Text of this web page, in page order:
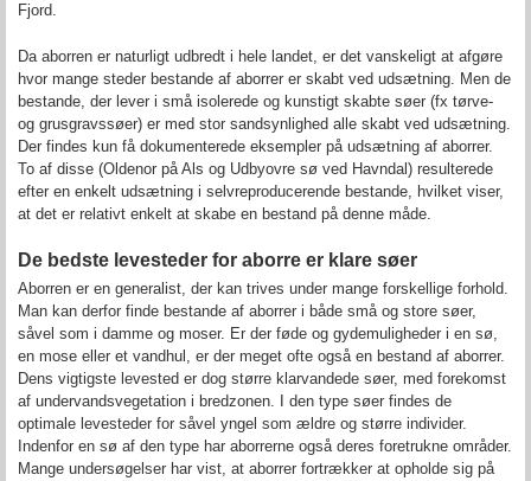
Fjord.
Da aborren er naturligt udbredt i hele landet, er det vanskeligt at afgøre
hvor mange steder bestande af aborrer er skabt ved udsætning. Men de
bestande, der lever i små isolerede og kunstigt skabte søer (fx tørve-
og grusgravssøer) er med stor sandsynlighed alle skabt ved udsætning.
Der findes kun få dokumenterede eksempler på udsætning af aborrer.
To af disse (Oldenor på Als og Udbyovre sø ved Havndal) resulterede
efter en enkelt udsætning i selvreproducerende bestande, hvilket viser,
at det er relativt enkelt at skabe en bestand på denne måde.
De bedste levesteder for aborre er klare søer
Aborren er en generalist, der kan trives under mange forskellige forhold.
Man kan derfor finde bestande af aborrer i både små og store søer,
såvel som i damme og moser. Er der føde og gydemuligheder i en sø,
en mose eller et vandhul, er der meget ofte også en bestand af aborrer.
Dens vigtigste levested er dog større klarvandede søer, med forekomst
af undervandsvegetation i bredzonen. I den type søer findes de
optimale levesteder for såvel yngel som ældre og større individer.
Indenfor en sø af den type har aborrerne også deres foretrukne områder.
Mange undersøgelser har vist, at aborrer fortrækker at opholde sig på